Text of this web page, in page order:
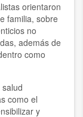
orientaron
familia, sobre
no
además de
como
como el
y